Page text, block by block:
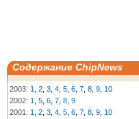
Содержание ChipNews
2003: 1 2 3 4 5 6 7 8 9 10
2002: 1 5 6 7 8 9
2001: 1 2 3 4 5 6 7 8 9 10